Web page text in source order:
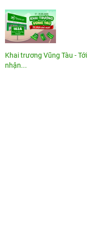
Khai trương Vũng Tàu - Tới
nhận...